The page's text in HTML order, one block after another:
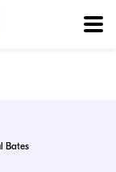
Bates